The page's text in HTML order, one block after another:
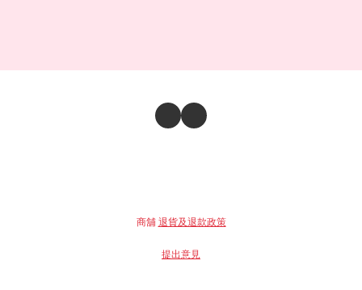
商舖 退貨及退款政策
提出意見